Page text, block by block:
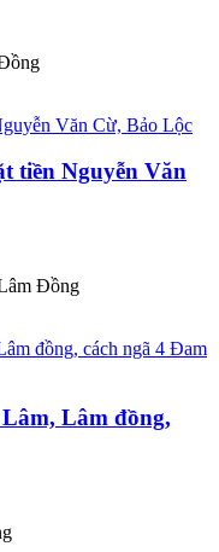
tiền Nguyễn Văn
Đồng
Lâm đồng,